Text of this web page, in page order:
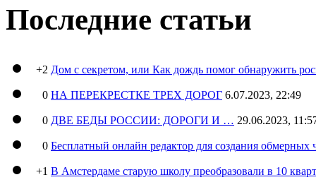
Последние статьи
+2 Дом с секретом, или Как дождь помог обнаружить
0 НА ПЕРЕКРЕСТКЕ ТРЕХ ДОРОГ 6.07.2023, 22:49
0 ДВЕ БЕДЫ РОССИИ: ДОРОГИ И … 29.06.2023,
0 Бесплатный онлайн редактор для создания обмерных
+1 В Амстердаме старую школу преобразовали в 10